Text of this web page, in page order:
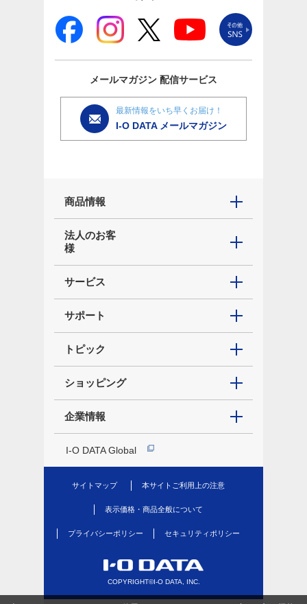
メールマガジン 配信サービス
最新情報をいち早くお届け！
I-O DATA メールマガジン
商品情報
法人のお客
様
サービス
サポート
トピック
ショッピング
企業情報
I-O DATA Global
サイトマップ 本サイトご利用上の注意
表示価格・商品全般について
プライバシーポリシー セキュリティポリシー
COPYRIGHT©I-O DATA, INC.